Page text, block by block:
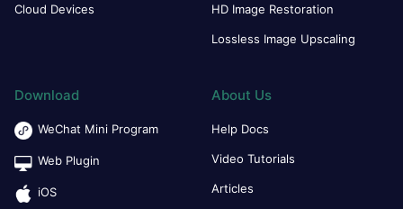
Cloud Devices HD Image Restoration
Lossless Image Upscaling
Download
WeChat Mini Program
Web Plugin
iOS
About Us
Help Docs
Video Tutorials
Articles